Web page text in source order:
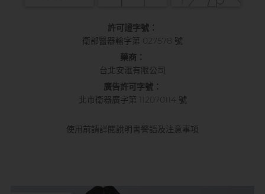
許可證字號：
衛部醫器輸字第 027578 號
藥商：
台北安滙有限公司
廣告許可字號：
北市衛器廣字第 112070114 號
使用前請詳閱說明書警語及注意事項